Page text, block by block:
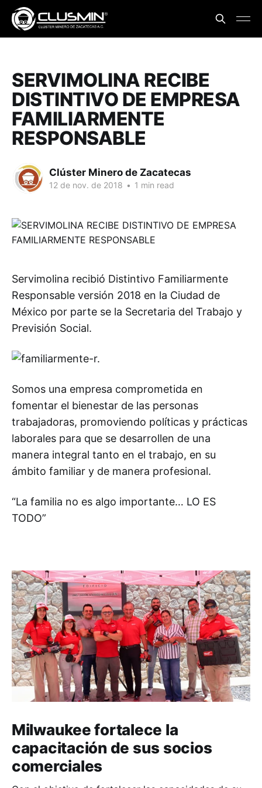
SERVIMOLINA RECIBE
DISTINTIVO DE EMPRESA
FAMILIARMENTE
RESPONSABLE
Clúster Minero de Zacatecas
12 de nov. de 2018 • 1 min read
Servimolina recibió Distintivo Familiarmente
Responsable versión 2018 en la Ciudad de
México por parte se la Secretaria del Trabajo y
Previsión Social.
Somos una empresa comprometida en
fomentar el bienestar de las personas
trabajadoras, promoviendo políticas y prácticas
laborales para que se desarrollen de una
manera integral tanto en el trabajo, en su
ámbito familiar y de manera profesional.
“La familia no es algo importante… LO ES
TODO”
Milwaukee fortalece la
capacitación de sus socios
comerciales